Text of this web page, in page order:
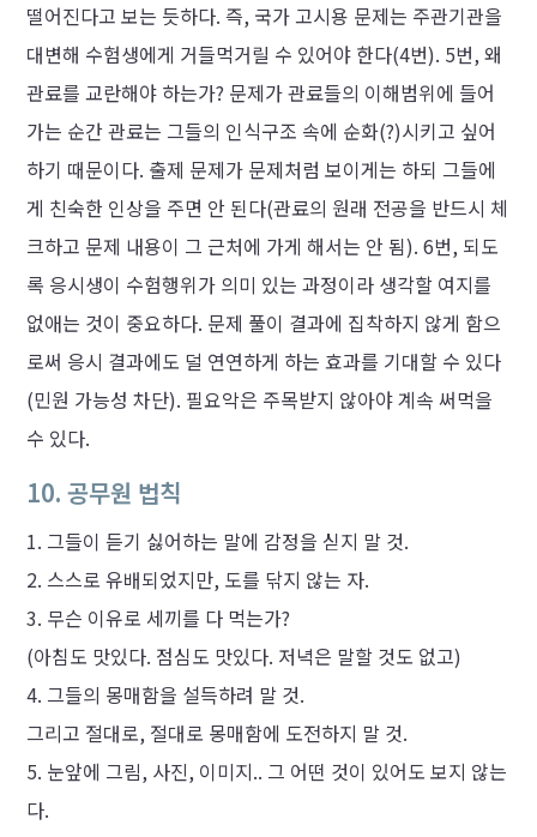
떨어진다고 보는 듯하다. 즉, 국가 고시용 문제는 주관기관을
대변해 수험생에게 거들먹거릴 수 있어야 한다(4번). 5번, 왜
관료를 교란해야 하는가? 문제가 관료들의 이해범위에 들어
가는 순간 관료는 그들의 인식구조 속에 순화(?)시키고 싶어
하기 때문이다. 출제 문제가 문제처럼 보이게는 하되 그들에
게 친숙한 인상을 주면 안 된다(관료의 원래 전공을 반드시 체
크하고 문제 내용이 그 근처에 가게 해서는 안 됨). 6번, 되도
록 응시생이 수험행위가 의미 있는 과정이라 생각할 여지를
없애는 것이 중요하다. 문제 풀이 결과에 집착하지 않게 함으
로써 응시 결과에도 덜 연연하게 하는 효과를 기대할 수 있다
(민원 가능성 차단). 필요악은 주목받지 않아야 계속 써먹을
수 있다.
10. 공무원 법칙
그들이 듣기 싫어하는 말에 감정을 싣지 말 것.
스스로 유배되었지만, 도를 닦지 않는 자.
무슨 이유로 세끼를 다 먹는가?
(아침도 맛있다. 점심도 맛있다. 저녁은 말할 것도 없고)
그들의 몽매함을 설득하려 말 것.
그리고 절대로, 절대로 몽매함에 도전하지 말 것.
눈앞에 그림, 사진, 이미지.. 그 어떤 것이 있어도 보지 않는
다.